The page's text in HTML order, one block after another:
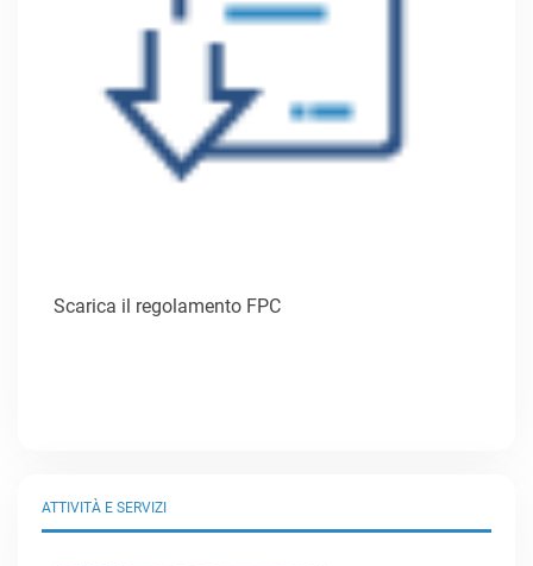
Scarica il regolamento FPC
ATTIVITÀ E SERVIZI